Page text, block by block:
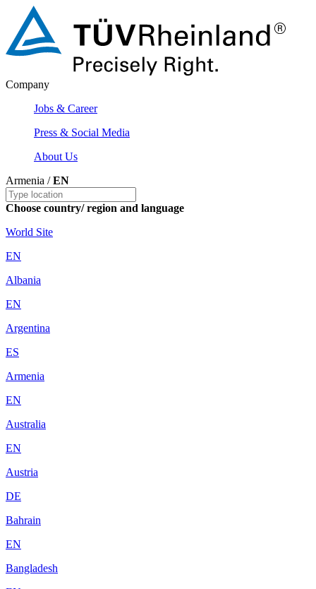
Company
Jobs & Career
Press & Social Media
About Us
Armenia /EN
Choose country/ region and language
World Site
EN
Albania
EN
Argentina
ES
Armenia
EN
Australia
EN
Austria
DE
Bahrain
EN
Bangladesh